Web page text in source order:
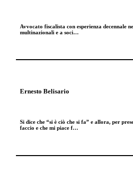
Avvocato fiscalista con esperienza decennale
multinazionali e a soci…
Ernesto Belisario
Si dice che “si è ciò che si fa” e allora, per
faccio e che mi piace f…